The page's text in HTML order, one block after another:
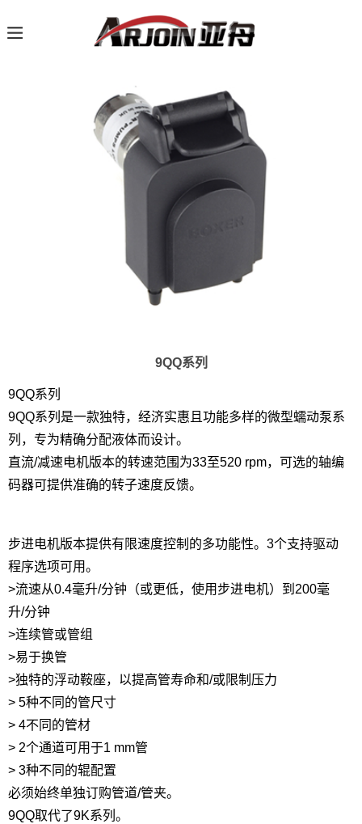
9QQ系列
9QQ系列
9QQ系列是一款独特，经济实惠且功能多样的微型蠕动泵系
列，专为精确分配液体而设计。
直流/减速电机版本的转速范围为33至520 rpm，可选的轴编
码器可提供准确的转子速度反馈。
步进电机版本提供有限速度控制的多功能性。3个支持驱动
程序选项可用。
>流速从0.4毫升/分钟（或更低，使用步进电机）到200毫
升/分钟
>连续管或管组
>易于换管
>独特的浮动鞍座，以提高管寿命和/或限制压力
> 5种不同的管尺寸
> 4不同的管材
> 2个通道可用于1 mm管
> 3种不同的辊配置
必须始终单独订购管道/管夹。
9QQ取代了9K系列。